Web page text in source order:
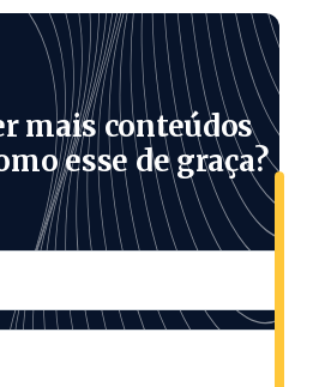
mais conteúdos
esse de graça?